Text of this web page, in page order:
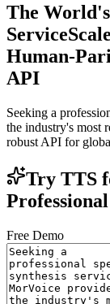
The World's
Service
Human-
API
Seeking a
the industry's most
robust API for
Try TTS
Free Demo